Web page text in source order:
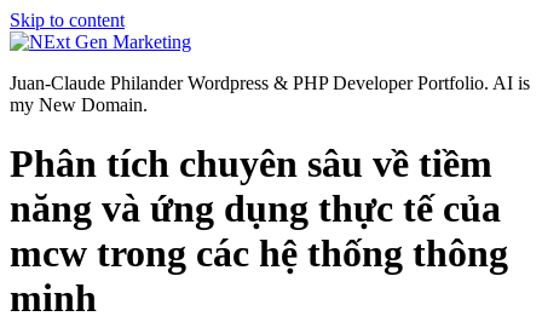
Skip to content
Juan-Claude Philander Wordpress & PHP Developer Portfolio. AI is
my New Domain.
Phân tích chuyên sâu về tiềm
năng và ứng dụng thực tế của
mcw trong các hệ thống thông
minh